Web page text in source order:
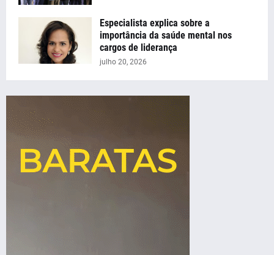
Especialista explica sobre a
importância da saúde mental nos
cargos de liderança
julho 20, 2026